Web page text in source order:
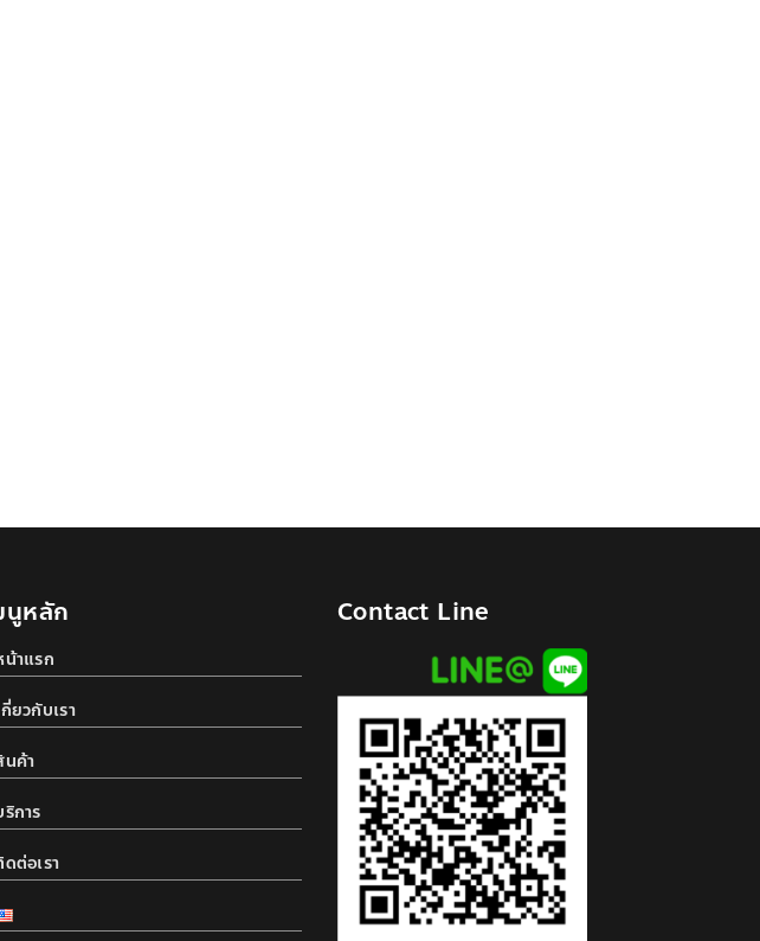
นูหลัก
น้าแรก
กี่ยวกับเรา
นค้า
ริการ
ต่อเรา
Contact Line